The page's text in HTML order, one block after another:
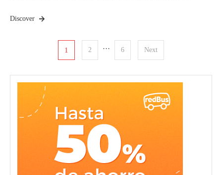
Discover
pagination
1 2 … 6 Next